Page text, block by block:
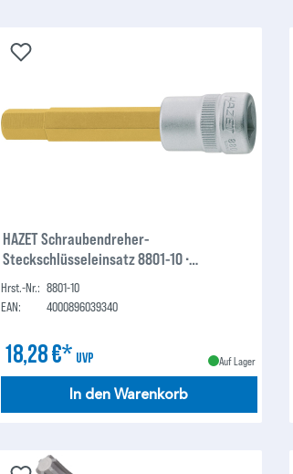
HAZET Schraubendreher-
Steckschlüsseleinsatz 8801-10 ∙
Vierkant10 mm (3/8 Zoll) ∙ Innen-
Sechskant Profil ∙ 10 mm
Hrst.-Nr.: 8801-10
EAN:
4000896039340
18,28 €* UVP Auf Lager
In den Warenkorb